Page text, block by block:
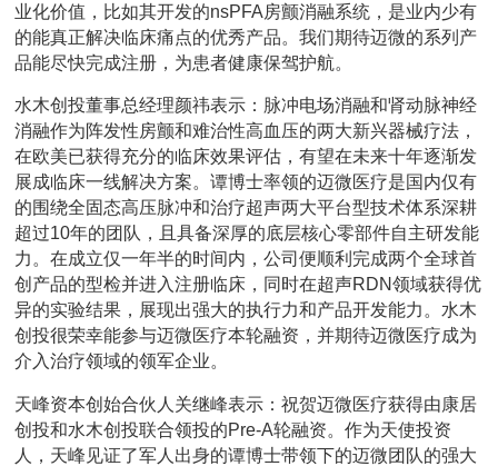
业化价值，比如其开发的nsPFA房颤消融系统，是业内少有
的能真正解决临床痛点的优秀产品。我们期待迈微的系列产
品能尽快完成注册，为患者健康保驾护航。
水木创投董事总经理颜祎表示：脉冲电场消融和肾动脉神经
消融作为阵发性房颤和难治性高血压的两大新兴器械疗法，
在欧美已获得充分的临床效果评估，有望在未来十年逐渐发
展成临床一线解决方案。谭博士率领的迈微医疗是国内仅有
的围绕全固态高压脉冲和治疗超声两大平台型技术体系深耕
超过10年的团队，且具备深厚的底层核心零部件自主研发能
力。在成立仅一年半的时间内，公司便顺利完成两个全球首
创产品的型检并进入注册临床，同时在超声RDN领域获得优
异的实验结果，展现出强大的执行力和产品开发能力。水木
创投很荣幸能参与迈微医疗本轮融资，并期待迈微医疗成为
介入治疗领域的领军企业。
天峰资本创始合伙人关继峰表示：祝贺迈微医疗获得由康居
创投和水木创投联合领投的Pre-A轮融资。作为天使投资
人，天峰见证了军人出身的谭博士带领下的迈微团队的强大